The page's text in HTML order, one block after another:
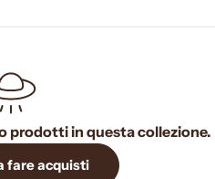
prodotti in questa collezione.
fare acquisti